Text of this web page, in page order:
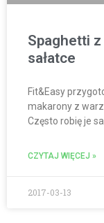
Spaghetti
sałatce
Fit&Easy
makarony z
Często robię je
CZYTAJ WIĘCEJ »
2017-03-13